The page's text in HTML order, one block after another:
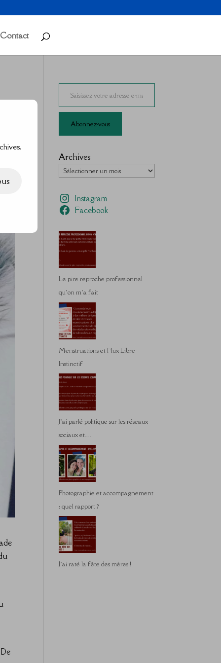
Contact
Saisissez votre adresse e-mail…
Abonnez-vous
Archives
Instagram
Facebook
Le pire reproche professionnel
qu’on m’a fait
Menstruations et Flux Libre
Instinctif
J’ai parlé politique sur les réseaux
sociaux et…
Photographie et accompagnement
: quel rapport ?
J’ai raté la fête des mères !